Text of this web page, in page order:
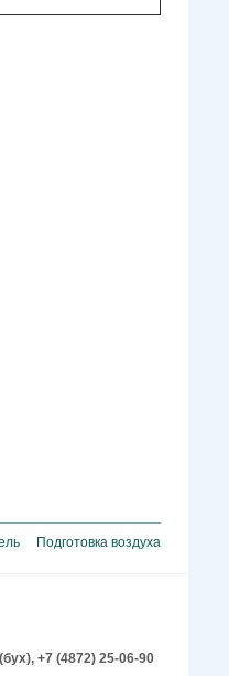
Подготовка воздуха
+7 (4872) 25-06-90